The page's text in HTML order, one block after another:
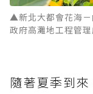
▲新北大都會花海
政府高灘地工程管
隨著夏季到